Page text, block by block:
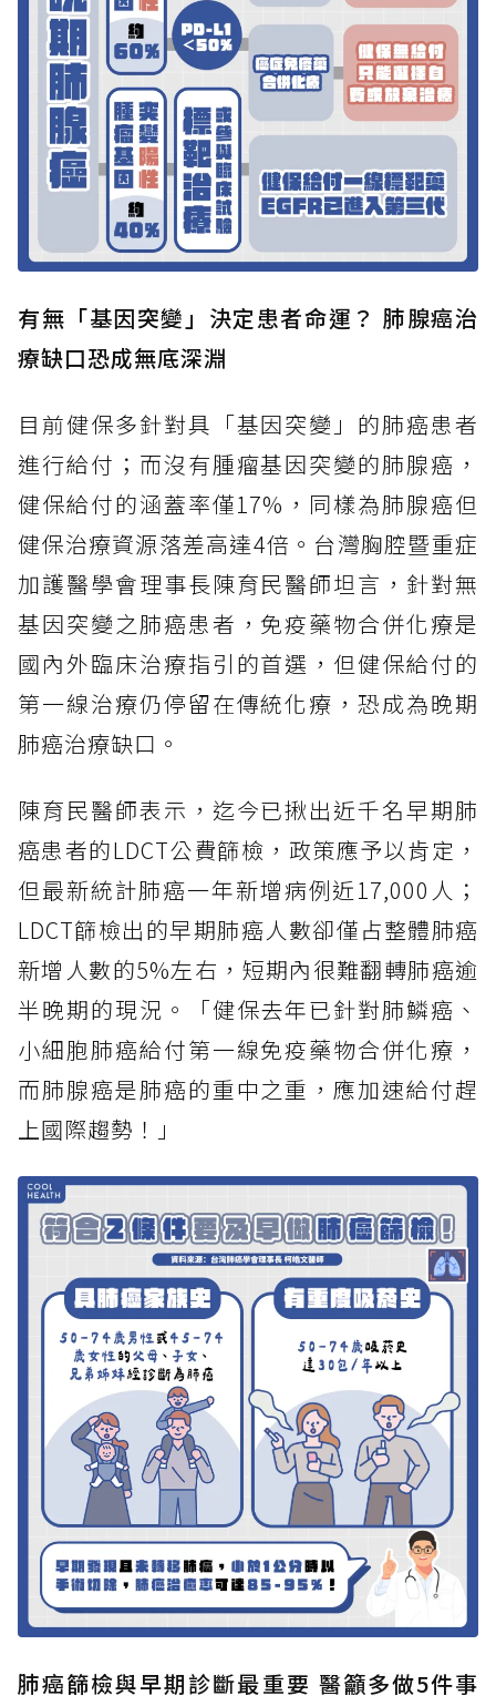
有無「基因突變」決定患者命運？ 肺腺癌治
療缺口恐成無底深淵
目前健保多針對具「基因突變」的肺癌患者
進行給付；而沒有腫瘤基因突變的肺腺癌，
健保給付的涵蓋率僅17%，同樣為肺腺癌但
健保治療資源落差高達4倍。台灣胸腔暨重症
加護醫學會理事長陳育民醫師坦言，針對無
基因突變之肺癌患者，免疫藥物合併化療是
國內外臨床治療指引的首選，但健保給付的
第一線治療仍停留在傳統化療，恐成為晚期
肺癌治療缺口。
陳育民醫師表示，迄今已揪出近千名早期肺
癌患者的LDCT公費篩檢，政策應予以肯定，
但最新統計肺癌一年新增病例近17,000人；
LDCT篩檢出的早期肺癌人數卻僅占整體肺癌
新增人數的5%左右，短期內很難翻轉肺癌逾
半晚期的現況。「健保去年已針對肺鱗癌、
小細胞肺癌給付第一線免疫藥物合併化療，
而肺腺癌是肺癌的重中之重，應加速給付趕
上國際趨勢！」
肺癌篩檢與早期診斷最重要 醫籲多做5件事